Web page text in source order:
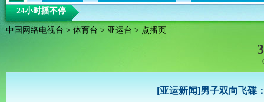
24小时播不停
中国网络电视台 > 体育台 > 亚运台 > 点播页
[亚运新闻]男子双向飞碟